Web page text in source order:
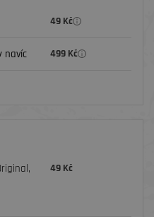
49 Kč
navíc 499 Kč
49 Kč